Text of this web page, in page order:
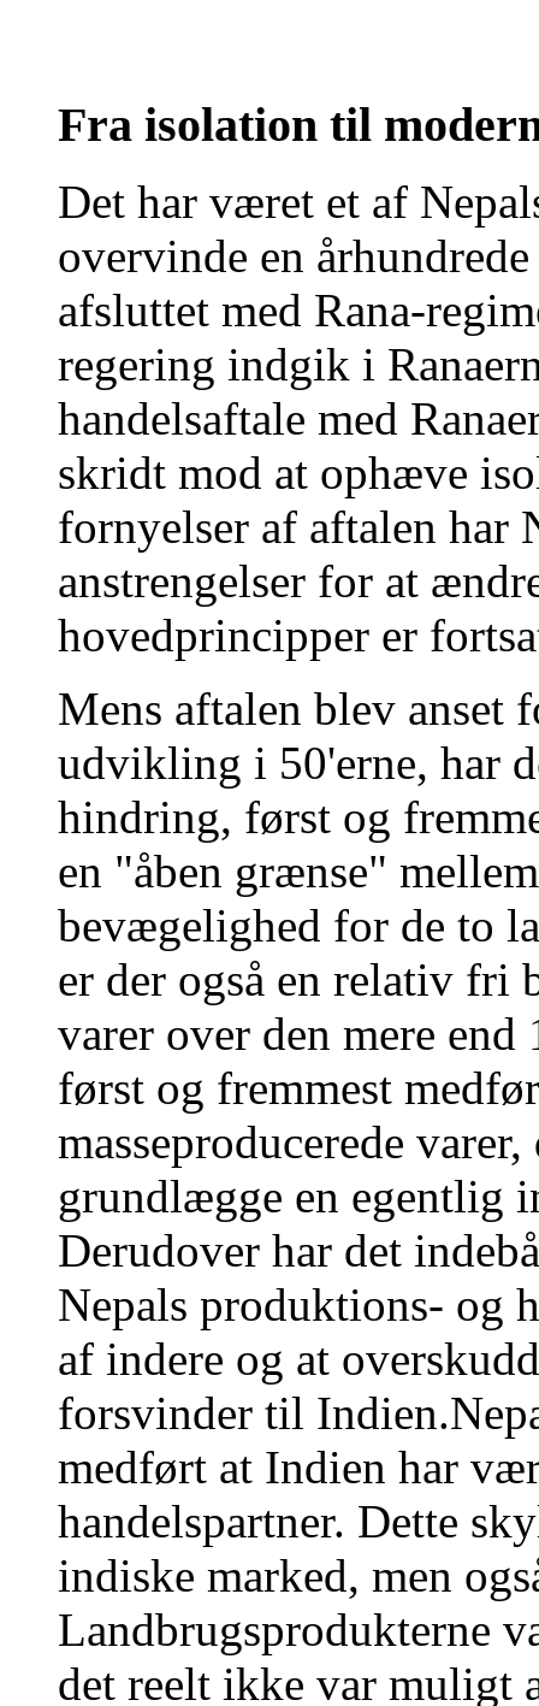
Fra isolation til
Det har været et af
overvinde en
afsluttet med Rana-
regering indgik i
handelsaftale med
skridt mod at ophæve
fornyelser af aftalen har
anstrengelser for at
hovedprincipper er
Mens aftalen blev
udvikling i 50'erne, har
hindring, først og
en "åben grænse"
bevægelighed for de to
er der også en relativ
varer over den mere
først og fremmest
masseproducerede
grundlægge en egentlig
Derudover har det
Nepals produktions- og
af indere og at
forsvinder til
medført at Indien har
handelspartner. Dette
indiske marked, men
Landbrugsprodukterne
det reelt ikke var muligt